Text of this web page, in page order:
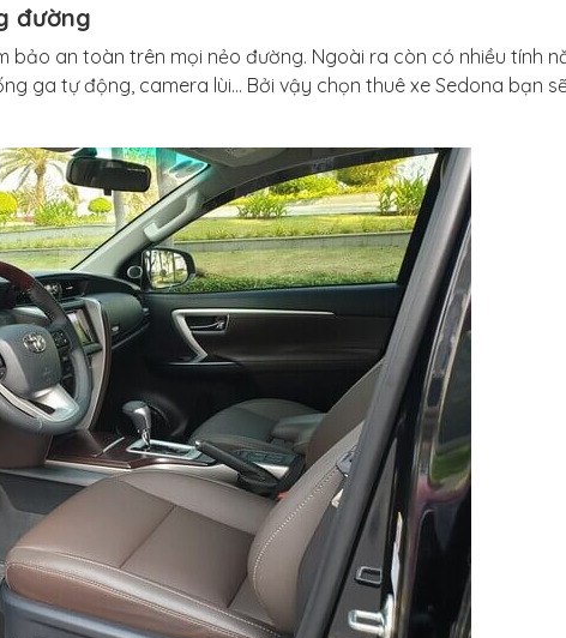
đường
bảo an toàn trên mọi nẻo đường. Ngoài ra còn có nhiều tính
ga tự động, camera lùi… Bởi vậy chọn thuê xe Sedona bạn